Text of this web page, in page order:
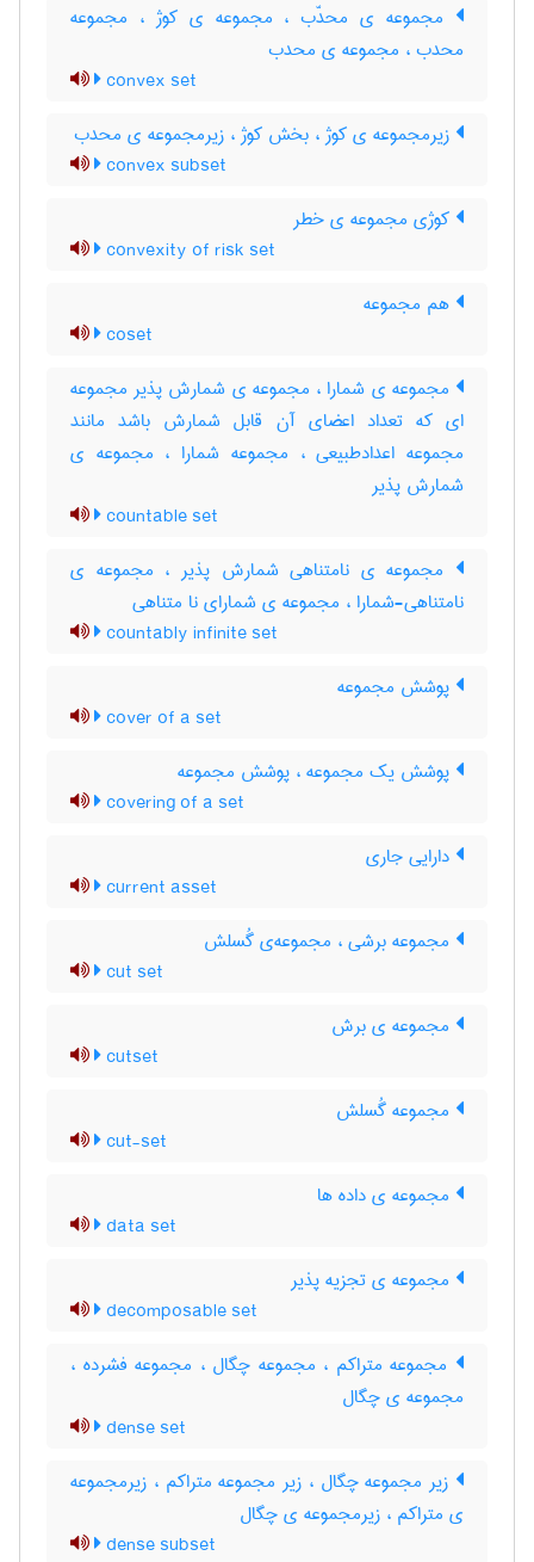
مجموعه ی محدّب ، مجموعه ی کوژ ، مجموعه
محدب ، مجموعه ی محدب
convex set
زیرمجموعه ی کوژ ، بخش کوژ ، زیرمجموعه ی محدب
convex subset
کوژی مجموعه ی خطر
convexity of risk set
هم مجموعه
coset
مجموعه ی شمارا ، مجموعه ی شمارش پذیر مجموعه
ای که تعداد اعضای آن قابل شمارش باشد مانند
مجموعه اعدادطبیعی ، مجموعه شمارا ، مجموعه ی
شمارش پذیر
countable set
مجموعه ی نامتناهی شمارش پذیر ، مجموعه ی
نامتناهی-شمارا ، مجموعه ی شمارای نا متناهی
countably infinite set
پوشش مجموعه
cover of a set
پوشش یک مجموعه ، پوشش مجموعه
covering of a set
دارایی جاری
current asset
مجموعه برشی ، مجموعه‌ی گُسلش
cut set
مجموعه ی برش
cutset
مجموعه گُسلش
cut-set
مجموعه ی داده ها
data set
مجموعه ی تجزیه پذیر
decomposable set
مجموعه متراکم ، مجموعه چگال ، مجموعه فشرده ،
مجموعه ی چگال
dense set
زیر مجموعه چگال ، زیر مجموعه متراکم ، زیرمجموعه
ی متراکم ، زیرمجموعه ی چگال
dense subset